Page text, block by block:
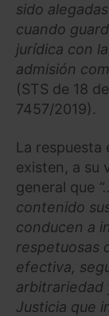
sido
cuando
jurídica con
admisión
(STS de 18
7457/2019).
La respuesta
existen, a su
general que
contenido
conducen a
respetuosas
efectiva,
arbitrariedad
Justicia que